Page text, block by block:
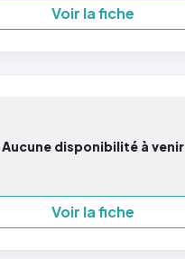
Voir la fiche
Aucune disponibilité à venir
Voir la fiche